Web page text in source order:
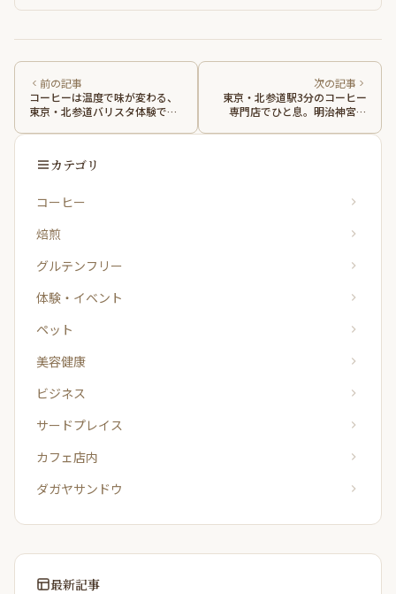
前の記事
コーヒーは温度で味が変わる、
東京・北参道バリスタ体験で知
次の記事
東京・北参道駅3分のコーヒー
専門店でひと息。明治神宮外
カテゴリ
コーヒー
焙煎
グルテンフリー
体験・イベント
ペット
美容健康
ビジネス
サードプレイス
カフェ店内
ダガヤサンドウ
最新記事